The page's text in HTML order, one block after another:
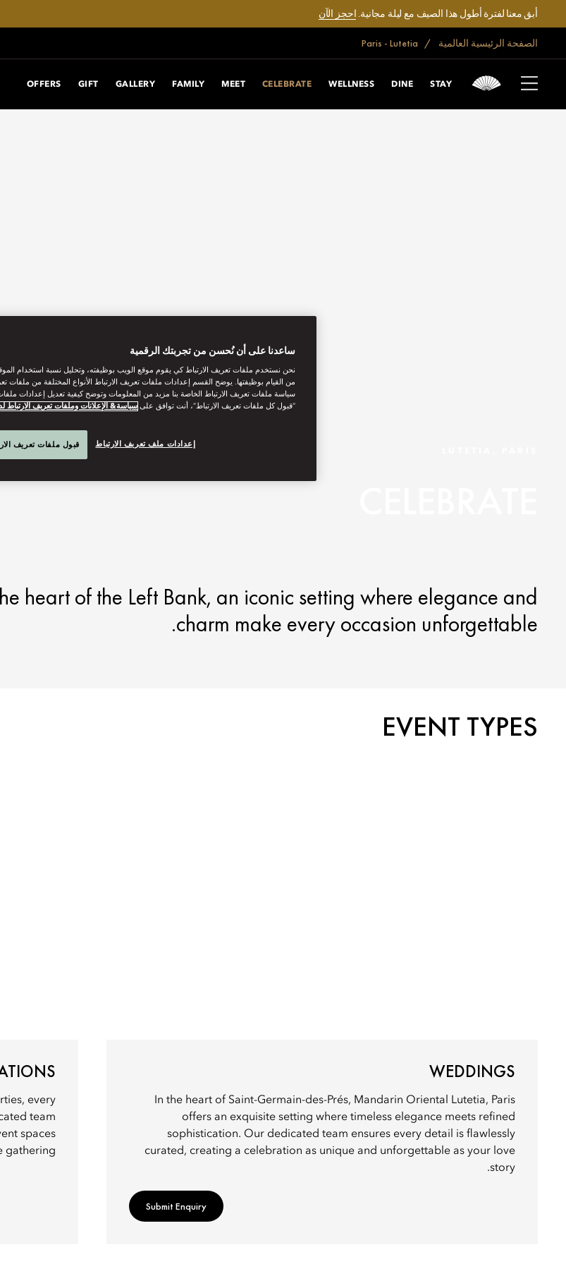
أبق معنا لفترة أطول هذا الصيف مع ليلة مجانية.احجز الآن
الصفحة الرئيسية العالمية
STAY
DINE
WELLNESS
CELEBRATE
MEET
FAMILY
GALLERY
GIFT
OFFERS
heart of the Left Bank, an iconic setting where elegance and
charm make every occasion unforgettable.
EVENT TYPES
WEDDINGS
In the heart of Saint-Germain-des-Prés, Mandarin Oriental Lutetia, Paris
offers an exquisite setting where timeless elegance meets refined
sophistication. Our dedicated team ensures every detail is flawlessly
curated, creating a celebration as unique and unforgettable as your love
story.
Submit Enquiry
every
team
spaces
gathering.
ساعدنا على أن نُحسن من تجربتك الرقمية
نحن نستخدم ملفات تعريف الارتباط كي يقوم موقع الويب بوظيفته، وتحليل نسبة استخدام
من القيام بوظيفتها. يوضح القسم إعدادات ملفات تعريف الارتباط الأنواع المختلفة من ملفات
سياسة ملفات تعريف الارتباط الخاصة بنا مزيد من المعلومات وتوضح كيفية تعديل إعدادات
“قبول كل ملفات تعريف الارتباط”، أنت توافق على سياسة& الإعلانات وملفات تعريف الارتباط
إعدادات ملف تعريف الارتباط قبول ملفات تعريف